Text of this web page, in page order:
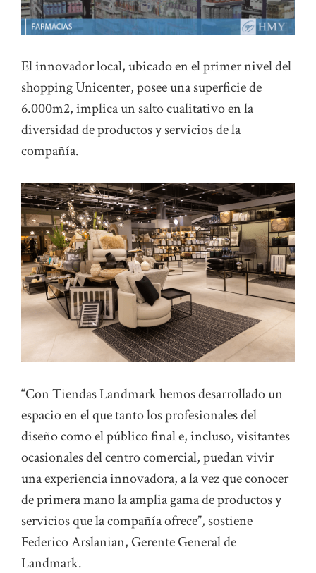
El innovador local, ubicado en el primer nivel del
shopping Unicenter, posee una superficie de
6.000m2, implica un salto cualitativo en la
diversidad de productos y servicios de la
compañía.
“Con Tiendas Landmark hemos desarrollado un
espacio en el que tanto los profesionales del
diseño como el público final e, incluso, visitantes
ocasionales del centro comercial, puedan vivir
una experiencia innovadora, a la vez que conocer
de primera mano la amplia gama de productos y
servicios que la compañía ofrece”, sostiene
Federico Arslanian, Gerente General de
Landmark.